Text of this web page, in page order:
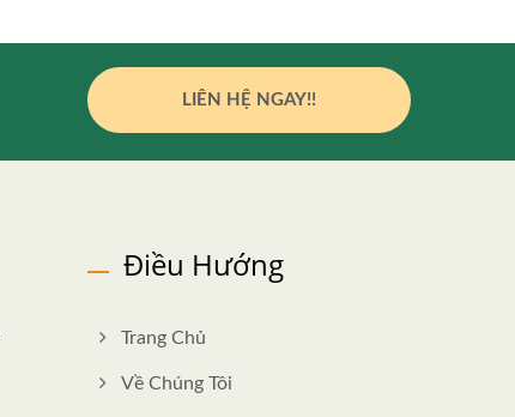
LIÊN HỆ NGAY!!
Điều Hướng
Trang Chủ
Về Chúng Tôi